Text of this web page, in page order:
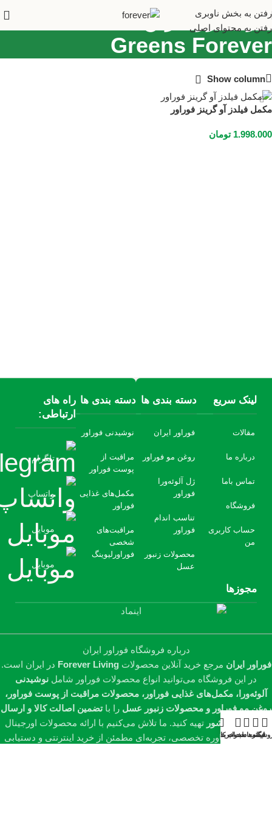
رفتن به بخش ناوبری
رفتن به محتوای اصلی
خرید ارزانترین Fields of
Greens Forever
Show column
مکمل فیلدز آو گرینز فوراور
1.998.000 تومان
لینک سریع
مقالات
درباره ما
تماس باما
فروشگاه
حساب کاربری
من
دسته بندی ها
فوراور ایران
روغن مو فوراور
ژل آلوئه‌ورا
فوراور
تناسب اندام
فوراور
محصولات زنبور
عسل
دسته بندی ها
نوشیدنی فوراور
مراقبت از
پوست فوراور
مکمل‌های غذایی
فوراور
مراقبت‌های
شخصی
فوراورلیوینگ
راه های
ارتباطی:
تلگرام
واتساپ
موبایل
موبایل
مجوزها
درباره فروشگاه فوراور ایران
فوراور ایران مرجع خرید آنلاین محصولاتForever Living در ایران است.
در این فروشگاه می‌توانید انواع محصولات فوراور شامل نوشیدنی
آلوئه‌ورا، مکمل‌های غذایی فوراور، محصولات مراقبت از پوست فوراور،
روغن مو فوراور و محصولات زنبور عسل را باتضمین اصالت کالا و ارسال
به سراسر کشور تهیه کنید. ما تلاش می‌کنیم با ارائه محصولات اورجینال
فوراور و مشاوره تخصصی، تجربه‌ای مطمئن از خرید اینترنتی و دستیابی
فیلترها
لیست دلخواه
سبد خرید
حساب کاربری من